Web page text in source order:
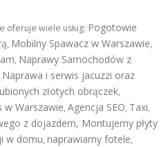
oferuje wiele usług: Pogotowie
, Mobilny Spawacz w Warszawie,
, Naprawy Samochodów z
Naprawa i serwis jacuzzi oraz
złotych obrączek,
w Warszawie, Agencja SEO, Taxi,
z dojazdem, Montujemy płyty
w domu, naprawiamy fotele,